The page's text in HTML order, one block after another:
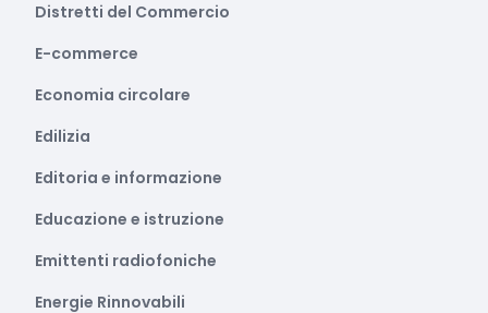
Distretti del Commercio
E-commerce
Economia circolare
Edilizia
Editoria e informazione
Educazione e istruzione
Emittenti radiofoniche
Energie Rinnovabili